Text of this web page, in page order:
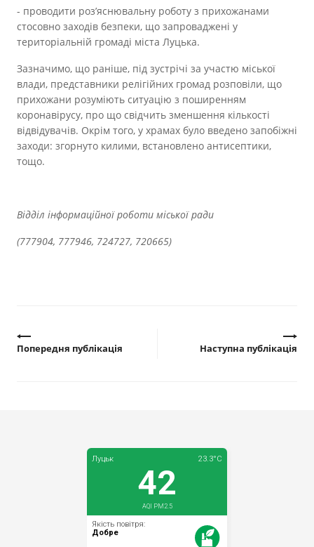
- проводити роз’яснювальну роботу з прихожанами
стосовно заходів безпеки, що запроваджені у
територіальній громаді міста Луцька.
Зазначимо, що раніше, під зустрічі за участю міської
влади, представники релігійних громад розповіли, що
прихожани розуміють ситуацію з поширенням
коронавірусу, про що свідчить зменшення кількості
відвідувачів. Окрім того, у храмах було введено запобіжні
заходи: згорнуто килими, встановлено антисептики,
тощо.
Відділ інформаційної роботи міської ради
(777904, 777946, 724727, 720665)
Попередня публікація Наступна публікація